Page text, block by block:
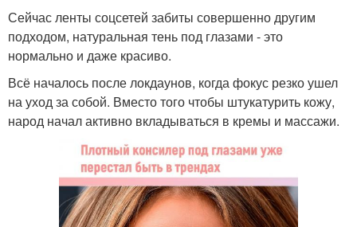
Сейчас ленты соцсетей забиты совершенно другим
подходом, натуральная тень под глазами - это
нормально и даже красиво.
Всё началось после локдаунов, когда фокус резко ушел
на уход за собой. Вместо того чтобы штукатурить кожу,
народ начал активно вкладываться в кремы и массажи.